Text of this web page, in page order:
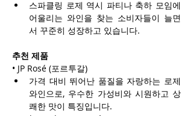
스파클링 로제 역시 파티나 축하 모임에
어울리는 와인을 찾는 소비자들이 늘면
서 꾸준히 성장하고 있습니다.
추천 제품
• JP Rosé (포르투갈)
가격 대비 뛰어난 품질을 자랑하는 로제
와인으로, 우수한 가성비와 시원하고 상
쾌한 맛이 특징입니다.